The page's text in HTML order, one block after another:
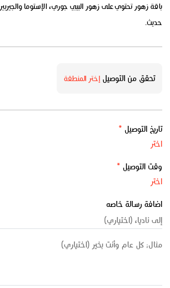
باقة زهور تحتوي على زهور البيبي جوري، الإستوما
حديث.
تحقق من التوصيلإختر المنطقة
تاريخ التوصيل *
وقت التوصيل *
اضافة رسالة خاصه